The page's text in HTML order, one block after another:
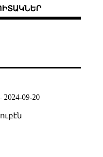
2024-09-20